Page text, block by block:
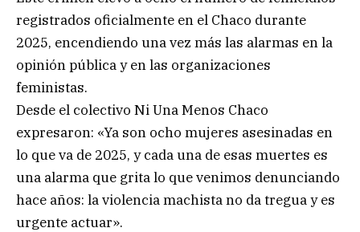
registrados oficialmente en el Chaco durante
2025, encendiendo una vez más las alarmas en la
opinión pública y en las organizaciones
feministas.
Desde el colectivo Ni Una Menos Chaco
expresaron: «Ya son ocho mujeres asesinadas en
lo que va de 2025, y cada una de esas muertes es
una alarma que grita lo que venimos denunciando
hace años: la violencia machista no da tregua y es
urgente actuar».